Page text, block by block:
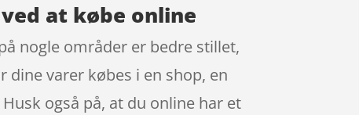
ved at købe online
nogle områder er bedre stillet,
varer købes i en shop, en
også på, at du online har et